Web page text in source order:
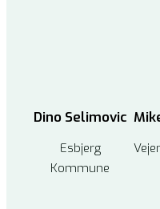
Dino Selimovic
Esbjerg
Kommune